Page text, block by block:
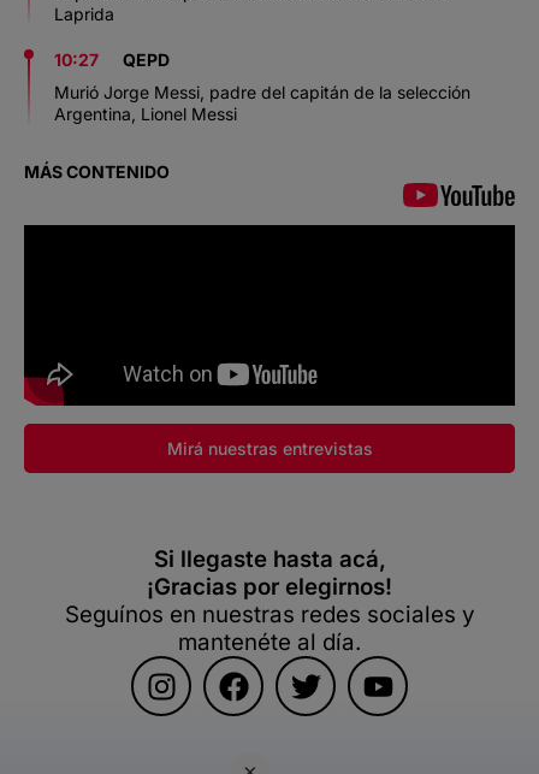
Laprida
10:27
QEPD
Murió Jorge Messi, padre del capitán de la selección
Argentina, Lionel Messi
MÁS CONTENIDO
Mirá nuestras entrevistas
Si llegaste hasta acá,
¡Gracias por elegirnos!
Seguínos en nuestras redes sociales y
mantenéte al día.